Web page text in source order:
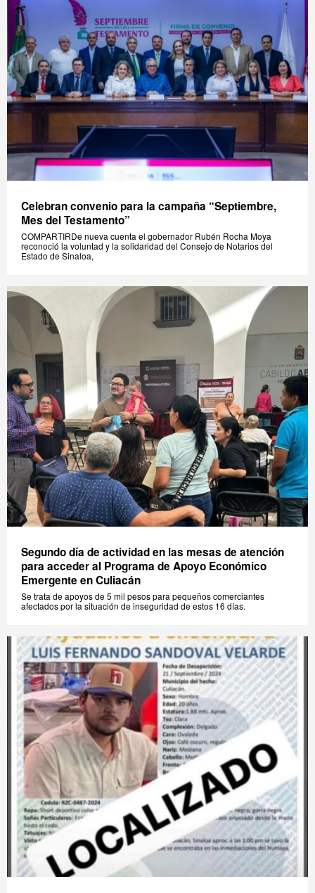
Celebran convenio para la campaña “Septiembre,
Mes del Testamento”
COMPARTIRDe nueva cuenta el gobernador Rubén Rocha Moya
reconoció la voluntad y la solidaridad del Consejo de Notarios del
Estado de Sinaloa,
Segundo día de actividad en las mesas de atención
para acceder al Programa de Apoyo Económico
Emergente en Culiacán
Se trata de apoyos de 5 mil pesos para pequeños comerciantes
afectados por la situación de inseguridad de estos 16 días.